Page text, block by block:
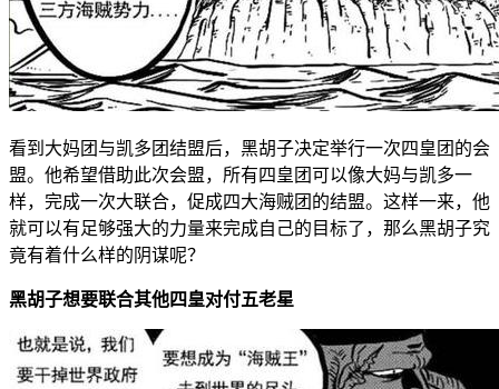
看到大妈团与凯多团结盟后，黑胡子决定举行一次四皇团的会
盟。他希望借助此次会盟，所有四皇团可以像大妈与凯多一
样，完成一次大联合，促成四大海贼团的结盟。这样一来，他
就可以有足够强大的力量来完成自己的目标了，那么黑胡子究
竟有着什么样的阴谋呢？
黑胡子想要联合其他四皇对付五老星